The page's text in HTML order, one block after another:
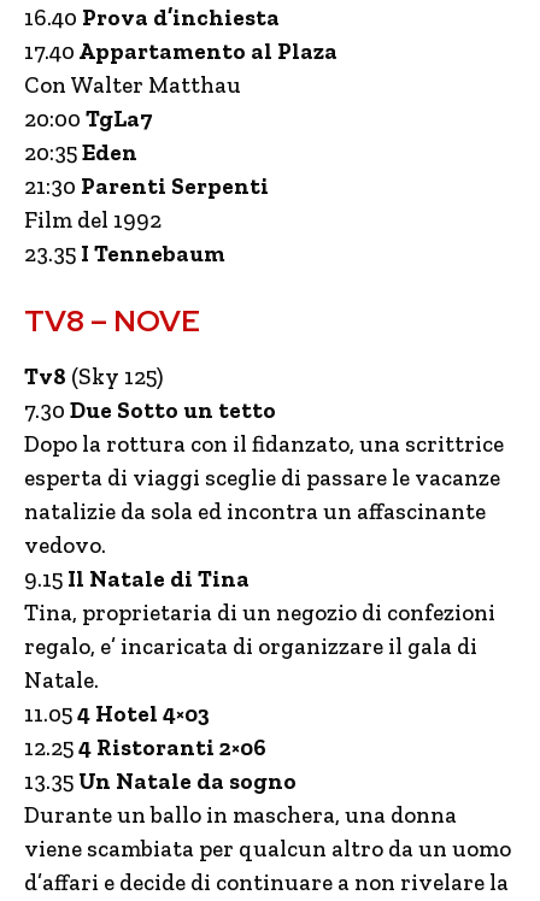
16.40 Prova d’inchiesta
17.40 Appartamento al Plaza
Con Walter Matthau
20:00 TgLa7
20:35Eden
21:30 Parenti Serpenti
Film del 1992
23.35 I Tennebaum
TV8 – NOVE
Tv8 (Sky 125)
7.30 Due Sotto un tetto
Dopo la rottura con il fidanzato, una scrittrice
esperta di viaggi sceglie di passare le vacanze
natalizie da sola ed incontra un affascinante
vedovo.
9.15 Il Natale di Tina
Tina, proprietaria di un negozio di confezioni
regalo, e’ incaricata di organizzare il gala di
Natale.
11.054 Hotel 4×03
12.254 Ristoranti 2×06
13.35 Un Natale da sogno
Durante un ballo in maschera, una donna
viene scambiata per qualcun altro da un uomo
d’affari e decide di continuare a non rivelare la